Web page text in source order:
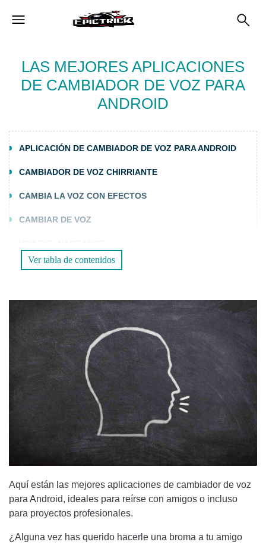
LAS MEJORES APLICACIONES
DE CAMBIADOR DE VOZ PARA
ANDROID
APLICACIÓN DE CAMBIADOR DE VOZ PARA ANDROID
CAMBIADOR DE VOZ CHIRRIANTE
CAMBIA LA VOZ CON EFECTOS
CAMBIAR DE VOZ
VOICEFX - CAMBIA TU VOZ CON EFECTOS ESPECIALES
Ver tabla de contenidos
Aquí están las mejores aplicaciones de cambiador de voz
para Android, ideales para reírse con amigos o incluso
para proyectos profesionales.
¿Alguna vez has querido hacerle una broma a tu amigo